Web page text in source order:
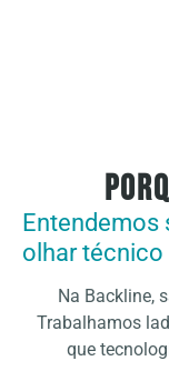
Entendemos
olhar técnico
Na Backline,
Trabalhamos
que